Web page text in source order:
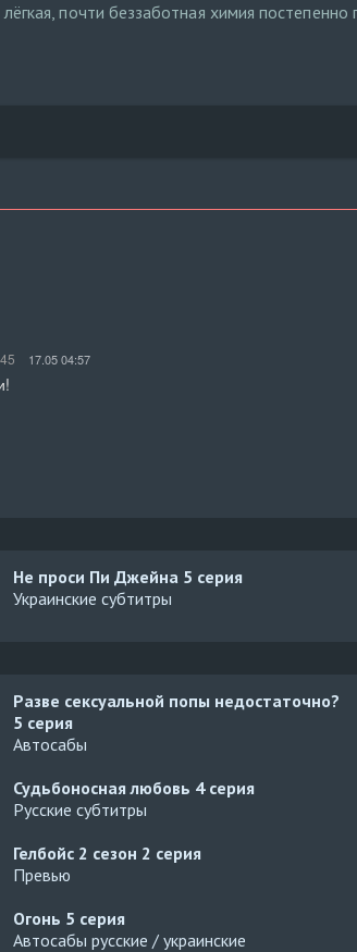
почти беззаботная химия
17.05 04:57
Не проси Пи Джейна 5 серия
Украинские субтитры
Разве сексуальной попы недостаточно?
5 серия
Автосабы
Судьбоносная любовь 4 серия
Русские субтитры
Гелбойс 2 сезон 2 серия
Превью
Огонь 5 серия
Автосабы русские / украинские